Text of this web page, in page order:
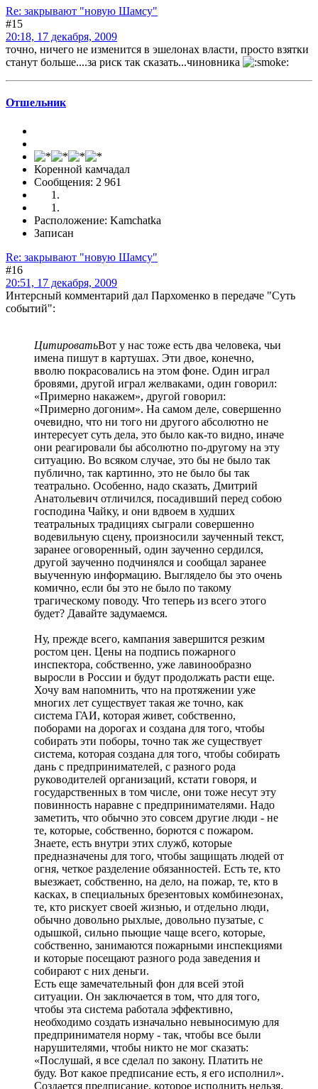
Re: закрывают "новую Шамсу"
#15
20:18, 17 декабря, 2009
точно, ничего не изменится в эшелонах власти, просто взятки
станут больше....за риск так сказать...чиновника
Отшельник
Коренной камчадал
Сообщения: 2 961
Расположение: Kamchatka
Записан
Re: закрывают "новую Шамсу"
#16
20:51, 17 декабря, 2009
Интерсный комментарий дал Пархоменко в передаче "Суть
событий":
ЦитироватьВот у нас тоже есть два человека, чьи
имена пишут в картушах. Эти двое, конечно,
вволю покрасовались на этом фоне. Один играл
бровями, другой играл желваками, один говорил:
«Примерно накажем», другой говорил:
«Примерно догоним». На самом деле, совершенно
очевидно, что ни того ни другого абсолютно не
интересует суть дела, это было как-то видно, иначе
они реагировали бы абсолютно по-другому на эту
ситуацию. Во всяком случае, это бы не было так
публично, так картинно, это не было бы так
театрально. Особенно, надо сказать, Дмитрий
Анатольевич отличился, посадивший перед собою
господина Чайку, и они вдвоем в худших
театральных традициях сыграли совершенно
водевильную сцену, произносили заученный текст,
заранее оговоренный, один заученно сердился,
другой заученно подчинялся и сообщал заранее
выученную информацию. Выглядело бы это очень
комично, если бы это не было по такому
трагическому поводу. Что теперь из всего этого
будет? Давайте задумаемся.
Ну, прежде всего, кампания завершится резким
ростом цен. Цены на подпись пожарного
инспектора, собственно, уже лавинообразно
выросли в России и будут продолжать расти еще.
Хочу вам напомнить, что на протяжении уже
многих лет существует такая же точно, как
система ГАИ, которая живет, собственно,
поборами на дорогах и создана для того, чтобы
собирать эти поборы, точно так же существует
система, которая создана для того, чтобы собирать
дань с предпринимателей, с разного рода
руководителей организаций, кстати говоря, и
государственных в том числе, они тоже несут эту
повинность наравне с предпринимателями. Надо
заметить, что обычно это совсем другие люди - не
те, которые, собственно, борются с пожаром.
Знаете, есть внутри этих служб, которые
предназначены для того, чтобы защищать людей от
огня, четкое разделение обязанностей. Есть те, кто
выезжает, собственно, на дело, на пожар, те, кто в
касках, в специальных брезентовых комбинезонах,
те, кто рискует своей жизнью, и отдельно люди,
обычно довольно рыхлые, довольно пузатые, с
одышкой, сильно пьющие чаще всего, которые,
собственно, занимаются пожарными инспекциями
и которые посещают разного рода заведения и
собирают с них деньги.
Есть еще замечательный фон для всей этой
ситуации. Он заключается в том, что для того,
чтобы эта система работала эффективно,
необходимо создать изначально невыносимую для
предпринимателя норму - так, чтобы все были
нарушителями, чтобы никто не мог сказать:
«Послушай, я все сделал по закону. Платить не
буду. Вот какое предписание есть, я его исполнил».
Создается предписание, которое исполнить нельзя.